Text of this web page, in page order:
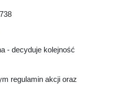
- decyduje kolejność
regulamin akcji oraz